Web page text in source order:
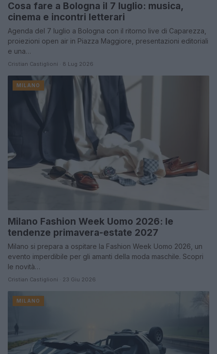
Cosa fare a Bologna il 7 luglio: musica,
cinema e incontri letterari
Agenda del 7 luglio a Bologna con il ritorno live di Caparezza,
proiezioni open air in Piazza Maggiore, presentazioni editoriali
e una…
Cristian Castiglioni · 8 Lug 2026
MILANO
Milano Fashion Week Uomo 2026: le
tendenze primavera-estate 2027
Milano si prepara a ospitare la Fashion Week Uomo 2026, un
evento imperdibile per gli amanti della moda maschile. Scopri
le novità…
Cristian Castiglioni · 23 Giu 2026
MILANO